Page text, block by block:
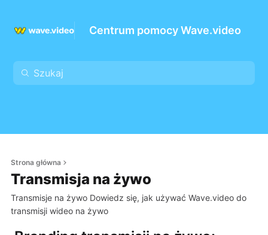
Centrum pomocy Wave.video
Strona główna
Transmisja na żywo
Transmisje na żywo Dowiedz się, jak używać Wave.video do
transmisji wideo na żywo